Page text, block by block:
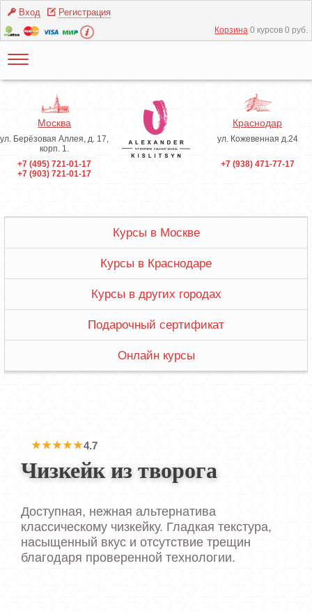
Вход Регистрация
Корзина 0 курсов 0 руб.
Москва
ул. Берёзовая Аллея, д. 17,
корп. 1.
+7 (495) 721-01-17
+7 (903) 721-01-17
Краснодар
ул. Кожевенная д.24
+7 (938) 471-77-17
Курсы в Москве
Курсы в Краснодаре
Курсы в других городах
Подарочный сертификат
Онлайн курсы
★★★★★4.7
Чизкейк из творога
Доступная, нежная альтернатива
классическому чизкейку. Гладкая текстура,
насыщенный вкус и отсутствие трещин
благодаря проверенной технологии.